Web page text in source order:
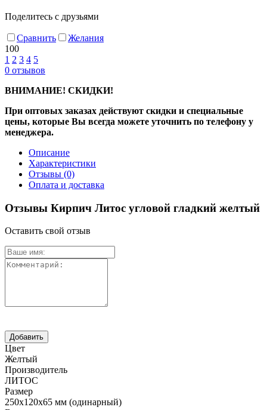
Поделитесь с друзьями
Сравнить
Желания
100
1 2 3 4 5
0 отзывов
ВНИМАНИЕ! СКИДКИ!
При оптовых заказах действуют скидки и специальные
цены, которые Вы всегда можете уточнить по телефону у
менеджера.
Описание
Характеристики
Отзывы (0)
Оплата и доставка
Отзывы Кирпич Литос угловой гладкий желтый
Оставить свой отзыв
Цвет
Желтый
Производитель
ЛИТОС
Размер
250х120х65 мм (одинарный)